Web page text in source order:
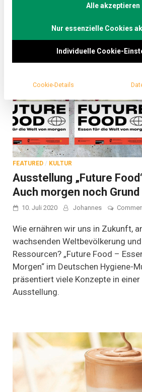
FEATURED / KULTUR
Ausstellung „Future
Auch morgen noch
10. Juli 2020 Johannes
Wie ernähren wir uns in Zukunft,
wachsenden Weltbevölkerung
Ressourcen? „Future Food –
Morgen“ im Deutschen Hygiene-
präsentiert viele Konzepte in
Ausstellung.
Alle akzeptieren
Nur essenzielle Cookies
Individuelle Cookie-
Cookie-Details